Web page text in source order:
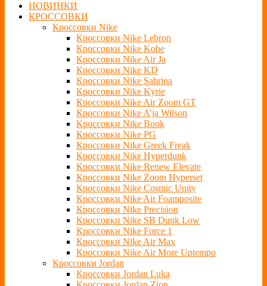
НОВИНКИ
КРОССОВКИ
Кроссовки Nike
Кроссовки Nike Lebron
Кроссовки Nike Kobe
Кроссовки Nike Air Ja
Кроссовки Nike KD
Кроссовки Nike Sabrina
Кроссовки Nike Kyrie
Кроссовки Nike Air Zoom GT
Кроссовки Nike A’ja Wilson
Кроссовки Nike Book
Кроссовки Nike PG
Кроссовки Nike Greek Freak
Кроссовки Nike Hyperdunk
Кроссовки Nike Renew Elevate
Кроссовки Nike Zoom Hyperset
Кроссовки Nike Cosmic Unity
Кроссовки Nike Air Foamposite
Кроссовки Nike Precision
Кроссовки Nike SB Dunk Low
Кроссовки Nike Force 1
Кроссовки Nike Air Max
Кроссовки Nike Air More Uptempo
Кроссовки Jordan
Кроссовки Jordan Luka